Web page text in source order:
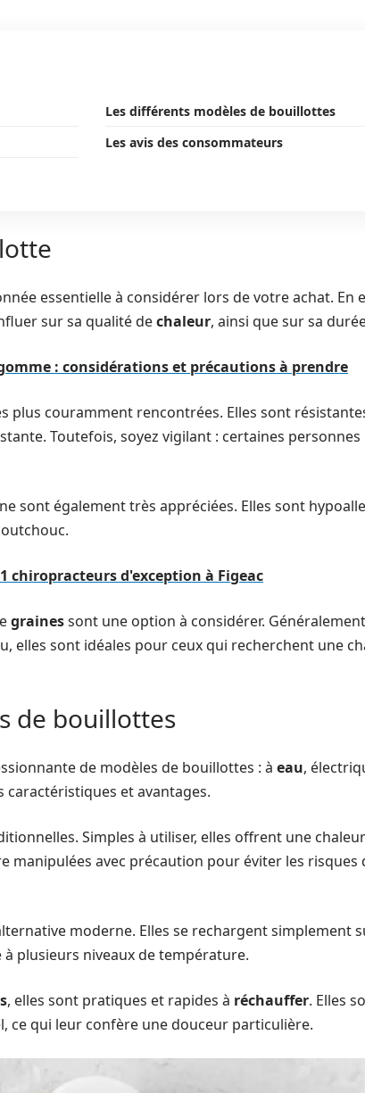
Les différents modèles de bouillottes
Les avis des consommateurs
essentielle à considérer lors de votre achat. En
sur sa qualité dechaleur, ainsi que sur sa
: considérations et précautions à prendre
plus couramment rencontrées. Elles sont
Toutefois, soyez vigilant : certaines
sont également très appréciées. Elles sont
chiropracteurs d'exception à Figeac
grainessont une option à considérer. Généralement
elles sont idéales pour ceux qui recherchent une
de bouillottes
de modèles de bouillottes : à eau,
caractéristiques et avantages.
Simples à utiliser, elles offrent une
manipulées avec précaution pour éviter les risques
moderne. Elles se rechargent simplement
plusieurs niveaux de température.
, elles sont pratiques et rapides à réchauffer. Elles
ce qui leur confère une douceur particulière.